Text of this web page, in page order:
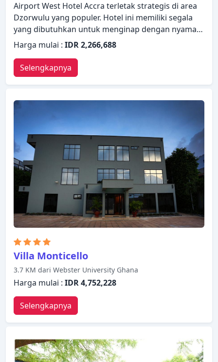
Airport West Hotel Accra terletak strategis di area
Dzorwulu yang populer. Hotel ini memiliki segala
yang dibutuhkan untuk menginap dengan nyaman.
Resepsionis 24 jam, fasilitas untuk tamu dengan
kebutuhan khusus, check-in/check-out cepat, Wi-fi
di tempat umum, tempat parkir mobil ada untuk
kenikmatan para tamu. Beberapa kamar dirancang
dengan baik dengan adanya fasilitas televisi layar
datar, kamar bebas asap rokok, AC, layanan bangun
pagi, meja tulis. Hotel ini menawarkan berbagai
pilihan rekreasi. Dengan layanan handal dan staf
profesional, Airport West Hotel Accra memenuhi
kebutuhan Anda.
Harga mulai : IDR 2,266,688
Selengkapnya
Villa Monticello
3.7 KM dari Webster University Ghana
Harga mulai : IDR 4,752,228
Selengkapnya